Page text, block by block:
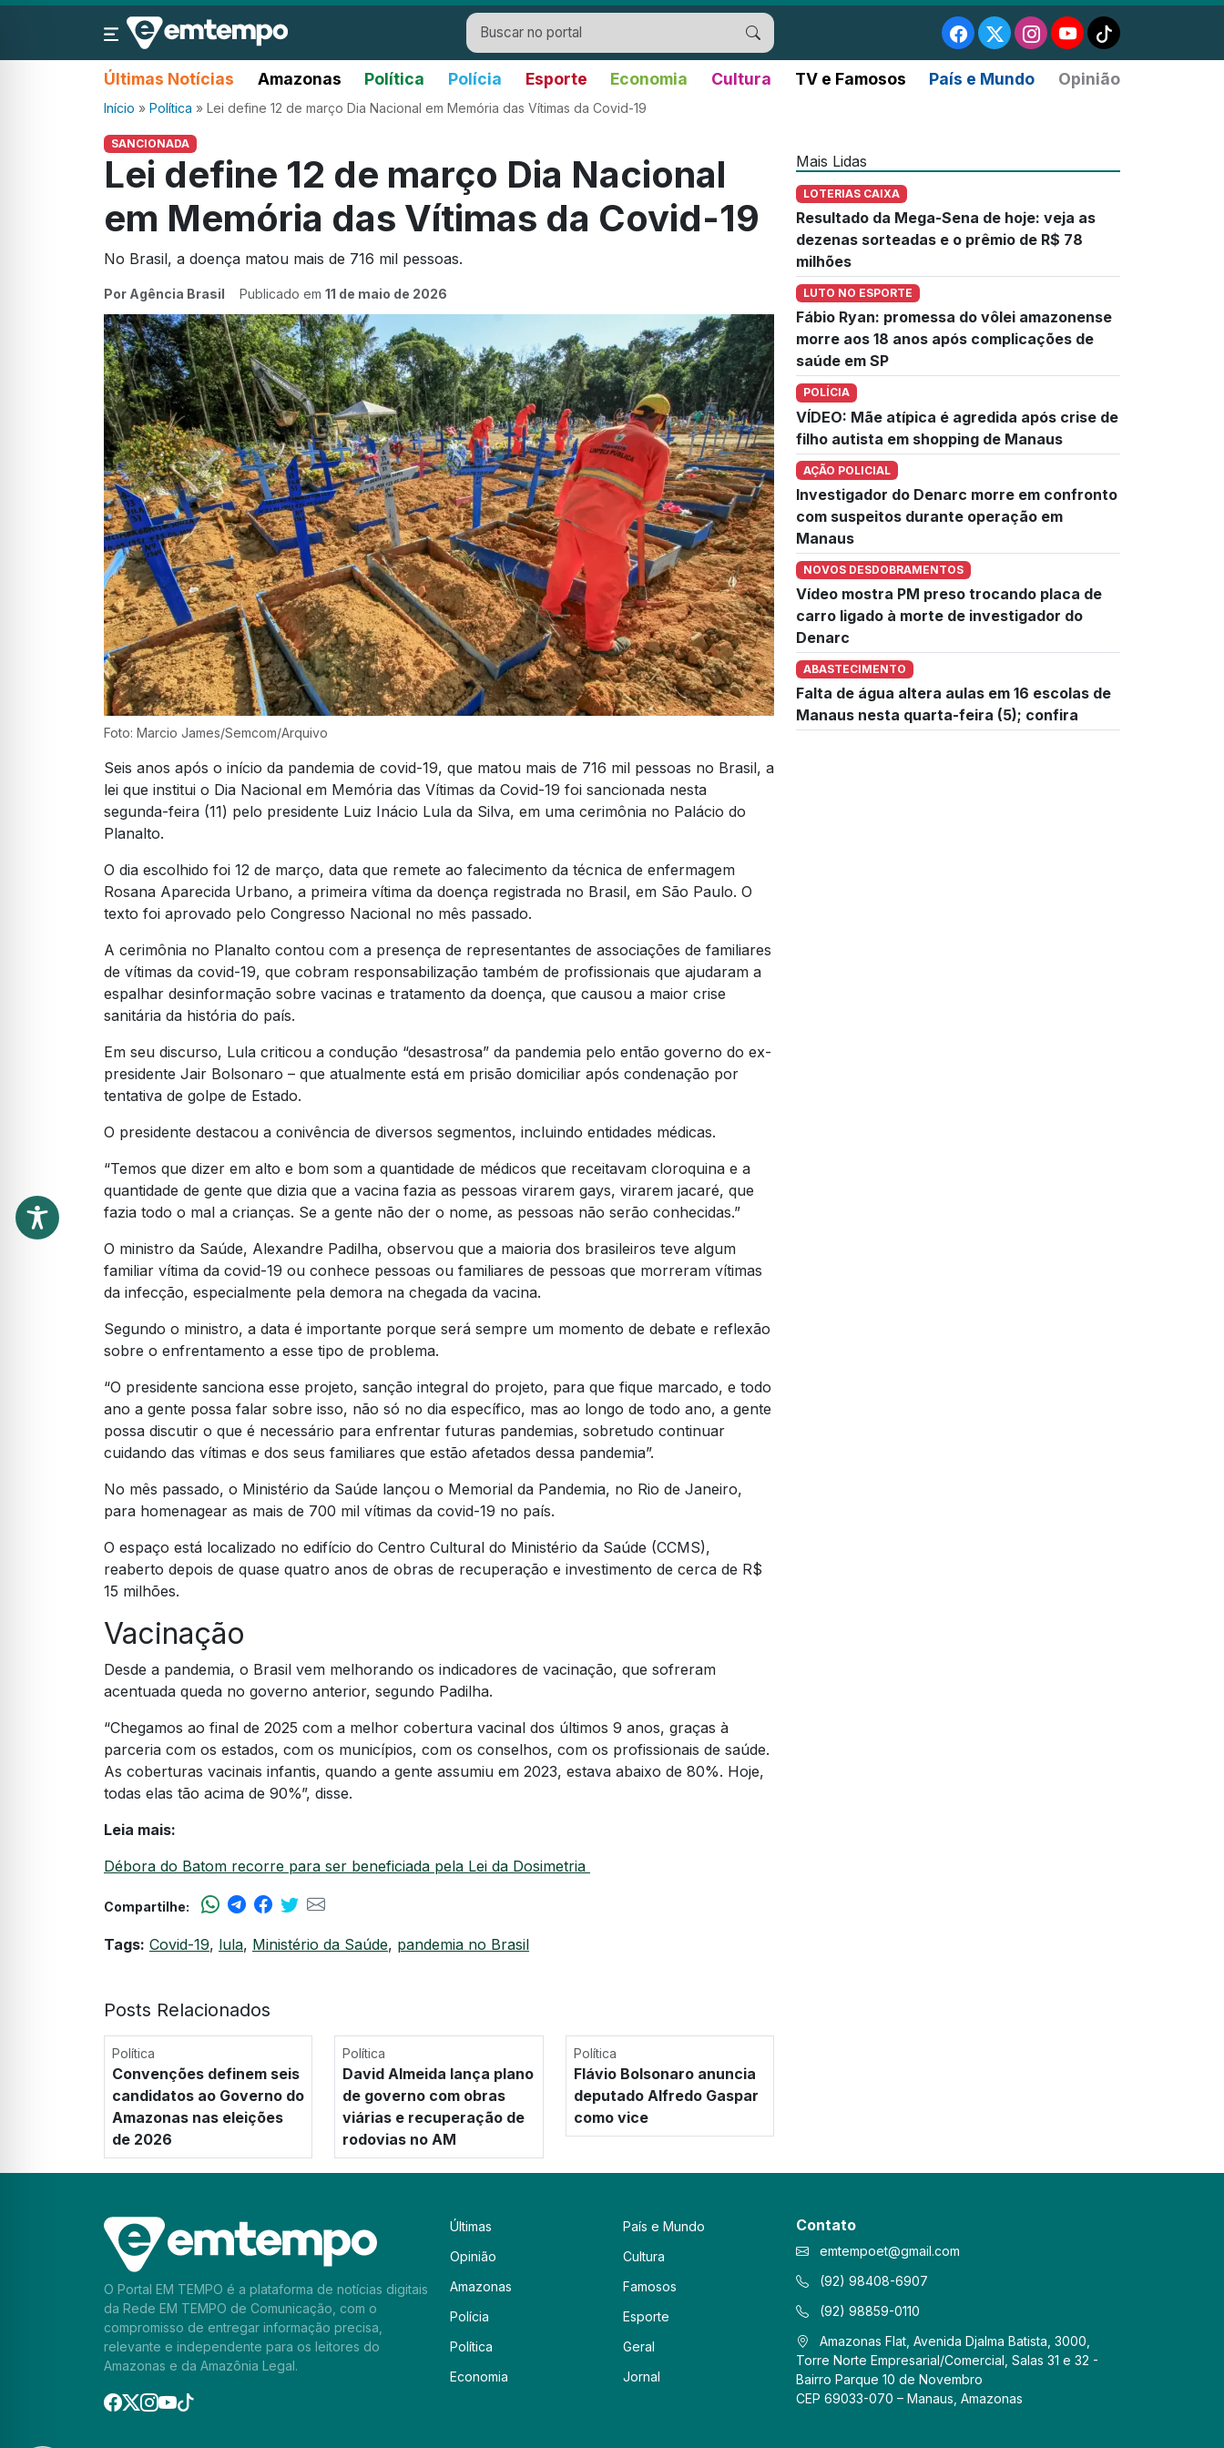
Últimas Notícias Amazonas Política Polícia Esporte Economia Cultura TV e Famosos País e Mundo Opinião
Início » Política » Lei define 12 de março Dia Nacional em Memória das Vítimas da Covid-19
SANCIONADA
Lei define 12 de março Dia Nacional
em Memória das Vítimas da Covid-19
No Brasil, a doença matou mais de 716 mil pessoas.
Por Agência Brasil Publicado em 11 de maio de 2026
Foto: Marcio James/Semcom/Arquivo
Seis anos após o início da pandemia de covid-19, que matou mais de 716 mil pessoas no Brasil, a
lei que institui o Dia Nacional em Memória das Vítimas da Covid-19 foi sancionada nesta
segunda-feira (11) pelo presidente Luiz Inácio Lula da Silva, em uma cerimônia no Palácio do
Planalto.
O dia escolhido foi 12 de março, data que remete ao falecimento da técnica de enfermagem
Rosana Aparecida Urbano, a primeira vítima da doença registrada no Brasil, em São Paulo. O
texto foi aprovado pelo Congresso Nacional no mês passado.
A cerimônia no Planalto contou com a presença de representantes de associações de familiares
de vítimas da covid-19, que cobram responsabilização também de profissionais que ajudaram a
espalhar desinformação sobre vacinas e tratamento da doença, que causou a maior crise
sanitária da história do país.
Em seu discurso, Lula criticou a condução “desastrosa” da pandemia pelo então governo do ex-
presidente Jair Bolsonaro – que atualmente está em prisão domiciliar após condenação por
tentativa de golpe de Estado.
O presidente destacou a conivência de diversos segmentos, incluindo entidades médicas.
“Temos que dizer em alto e bom som a quantidade de médicos que receitavam cloroquina e a
quantidade de gente que dizia que a vacina fazia as pessoas virarem gays, virarem jacaré, que
fazia todo o mal a crianças. Se a gente não der o nome, as pessoas não serão conhecidas.”
O ministro da Saúde, Alexandre Padilha, observou que a maioria dos brasileiros teve algum
familiar vítima da covid-19 ou conhece pessoas ou familiares de pessoas que morreram vítimas
da infecção, especialmente pela demora na chegada da vacina.
Segundo o ministro, a data é importante porque será sempre um momento de debate e reflexão
sobre o enfrentamento a esse tipo de problema.
“O presidente sanciona esse projeto, sanção integral do projeto, para que fique marcado, e todo
ano a gente possa falar sobre isso, não só no dia específico, mas ao longo de todo ano, a gente
possa discutir o que é necessário para enfrentar futuras pandemias, sobretudo continuar
cuidando das vítimas e dos seus familiares que estão afetados dessa pandemia”.
No mês passado, o Ministério da Saúde lançou o Memorial da Pandemia, no Rio de Janeiro,
para homenagear as mais de 700 mil vítimas da covid-19 no país.
O espaço está localizado no edifício do Centro Cultural do Ministério da Saúde (CCMS),
reaberto depois de quase quatro anos de obras de recuperação e investimento de cerca de R$
15 milhões.
Vacinação
Desde a pandemia, o Brasil vem melhorando os indicadores de vacinação, que sofreram
acentuada queda no governo anterior, segundo Padilha.
“Chegamos ao final de 2025 com a melhor cobertura vacinal dos últimos 9 anos, graças à
parceria com os estados, com os municípios, com os conselhos, com os profissionais de saúde.
As coberturas vacinais infantis, quando a gente assumiu em 2023, estava abaixo de 80%. Hoje,
todas elas tão acima de 90%”, disse.
Leia mais:
Débora do Batom recorre para ser beneficiada pela Lei da Dosimetria
Compartilhe:
Tags: Covid-19, lula, Ministério da Saúde, pandemia no Brasil
Posts Relacionados
Política
Convenções definem seis
candidatos ao Governo do
Amazonas nas eleições
de 2026
Política
David Almeida lança plano
de governo com obras
viárias e recuperação de
rodovias no AM
Política
Flávio Bolsonaro anuncia
deputado Alfredo Gaspar
como vice
Mais Lidas
LOTERIAS CAIXA
Resultado da Mega-Sena de hoje: veja as
dezenas sorteadas e o prêmio de R$ 78
milhões
LUTO NO ESPORTE
Fábio Ryan: promessa do vôlei amazonense
morre aos 18 anos após complicações de
saúde em SP
POLÍCIA
VÍDEO: Mãe atípica é agredida após crise de
filho autista em shopping de Manaus
AÇÃO POLICIAL
Investigador do Denarc morre em confronto
com suspeitos durante operação em
Manaus
NOVOS DESDOBRAMENTOS
Vídeo mostra PM preso trocando placa de
carro ligado à morte de investigador do
Denarc
ABASTECIMENTO
Falta de água altera aulas em 16 escolas de
Manaus nesta quarta-feira (5); confira
O Portal EM TEMPO é a plataforma de notícias digitais
da Rede EM TEMPO de Comunicação, com o
compromisso de entregar informação precisa,
relevante e independente para os leitores do
Amazonas e da Amazônia Legal.
Últimas
Opinião
Amazonas
Polícia
Política
Economia
País e Mundo
Cultura
Famosos
Esporte
Geral
Jornal
Contato
emtempoet@gmail.com
(92) 98408-6907
(92) 98859-0110
Amazonas Flat, Avenida Djalma Batista, 3000,
Torre Norte Empresarial/Comercial, Salas 31 e 32 -
Bairro Parque 10 de Novembro
CEP 69033-070 – Manaus, Amazonas